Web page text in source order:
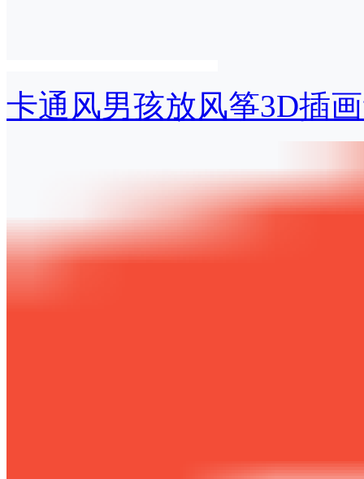
卡通风男孩放风筝3D插